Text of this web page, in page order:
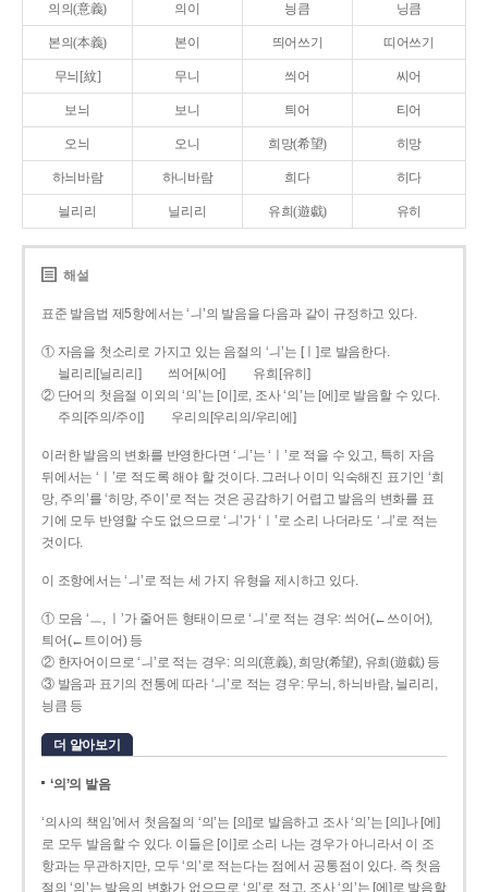
의의(意義) 의이 닁큼 닝큼
본의(本義) 본이 띄어쓰기 띠어쓰기
무늬[紋] 무니 씌어 씨어
보늬 보니 틔어 티어
오늬 오니 희망(希望) 히망
하늬바람 하니바람 희다 히다
늴리리 닐리리 유희(遊戱) 유히
해설
표준 발음법 제5항에서는 ‘ㅢ’의 발음을 다음과 같이 규정하고 있다.
① 자음을 첫소리로 가지고 있는 음절의 ‘ㅢ’는 [ㅣ]로 발음한다.
늴리리[닐리리]
씌어[씨어]
유희[유히]
② 단어의 첫음절 이외의 ‘의’는 [이]로, 조사 ‘의’는 [에]로 발음할 수 있다.
주의[주의/주이]
우리의[우리의/우리에]
이러한 발음의 변화를 반영한다면 ‘ㅢ’는 ‘ㅣ’로 적을 수 있고, 특히 자음
뒤에서는 ‘ㅣ’로 적도록 해야 할 것이다. 그러나 이미 익숙해진 표기인 ‘희
망, 주의’를 ‘히망, 주이’로 적는 것은 공감하기 어렵고 발음의 변화를 표
기에 모두 반영할 수도 없으므로 ‘ㅢ’가 ‘ㅣ’로 소리 나더라도 ‘ㅢ’로 적는
것이다.
이 조항에서는 ‘ㅢ’로 적는 세 가지 유형을 제시하고 있다.
① 모음 ‘ㅡ, ㅣ’가 줄어든 형태이므로 ‘ㅢ’로 적는 경우: 씌어(←쓰이어),
틔어(←트이어) 등
② 한자어이므로 ‘ㅢ’로 적는 경우: 의의(意義), 희망(希望), 유희(遊戱) 등
③ 발음과 표기의 전통에 따라 ‘ㅢ’로 적는 경우: 무늬, 하늬바람, 늴리리,
닁큼 등
더 알아보기
‘의’의 발음
‘의사의 책임’에서 첫음절의 ‘의’는 [의]로 발음하고 조사 ‘의’는 [의]나 [에]
로 모두 발음할 수 있다. 이들은 [이]로 소리 나는 경우가 아니라서 이 조
항과는 무관하지만, 모두 ‘의’로 적는다는 점에서 공통점이 있다. 즉 첫음
절의 ‘의’는 발음의 변화가 없으므로 ‘의’로 적고, 조사 ‘의’는 [에]로 발음할